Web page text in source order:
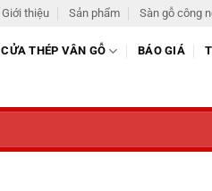
Giới thiệu Sản phẩm Sàn gỗ công
CỬA THÉP VÂN GỖ BÁO GIÁ